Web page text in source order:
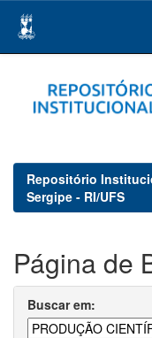
navigation
Repositório
Sergipe - RI/UFS
Página de
Buscar em: